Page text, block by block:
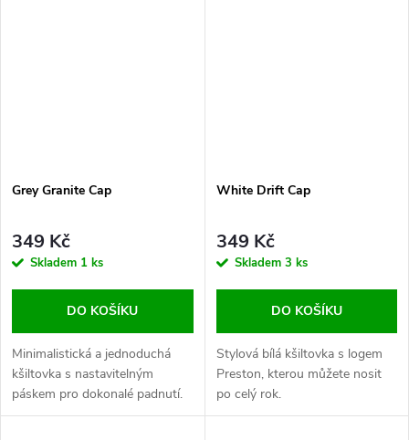
Grey Granite Cap
349 Kč
Skladem 1 ks
DO KOŠÍKU
Minimalistická a jednoduchá
kšiltovka s nastavitelným
páskem pro dokonalé padnutí.
White Drift Cap
349 Kč
Skladem 3 ks
DO KOŠÍKU
Stylová bílá kšiltovka s logem
Preston, kterou můžete nosit
po celý rok.